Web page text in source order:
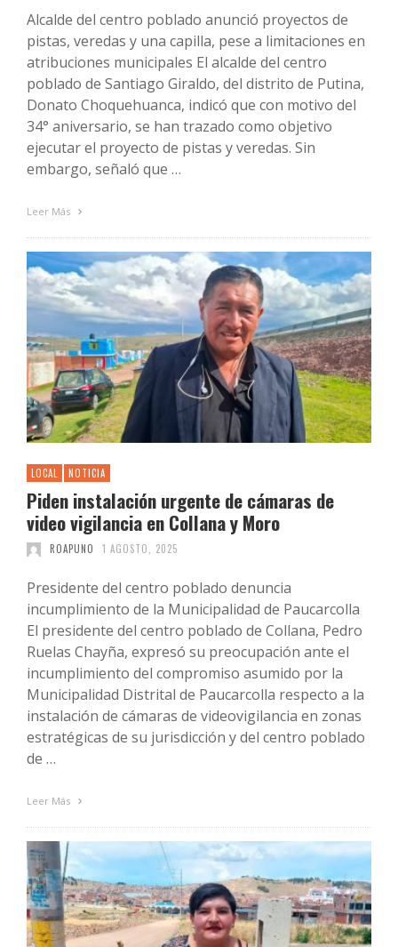
Alcalde del centro poblado anunció proyectos de
pistas, veredas y una capilla, pese a limitaciones en
atribuciones municipales El alcalde del centro
poblado de Santiago Giraldo, del distrito de Putina,
Donato Choquehuanca, indicó que con motivo del
34° aniversario, se han trazado como objetivo
ejecutar el proyecto de pistas y veredas. Sin
embargo, señaló que …
Leer Más
LOCAL NOTICIA
Piden instalación urgente de cámaras de
video vigilancia en Collana y Moro
ROAPUNO 1 AGOSTO, 2025
Presidente del centro poblado denuncia
incumplimiento de la Municipalidad de Paucarcolla
El presidente del centro poblado de Collana, Pedro
Ruelas Chayña, expresó su preocupación ante el
incumplimiento del compromiso asumido por la
Municipalidad Distrital de Paucarcolla respecto a la
instalación de cámaras de videovigilancia en zonas
estratégicas de su jurisdicción y del centro poblado
de …
Leer Más